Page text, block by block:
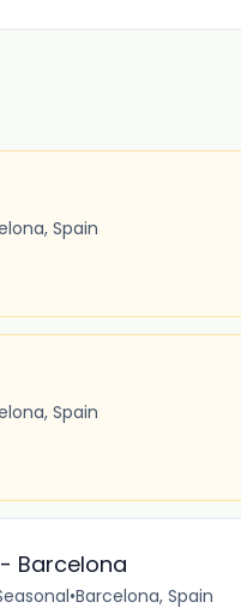
Spain
Spain
Barcelona
•Barcelona, Spain